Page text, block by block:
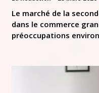
Le marché de la
dans le commerce
préoccupations